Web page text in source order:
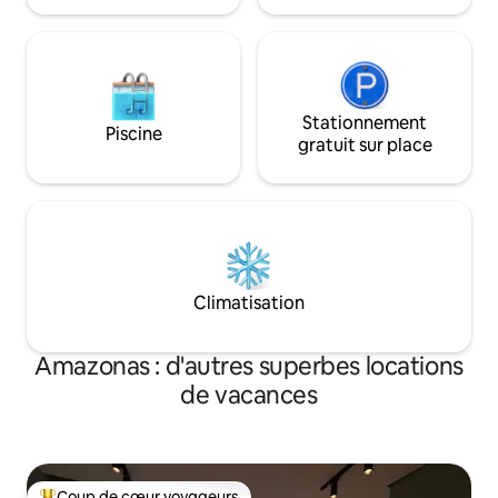
Piscine
Stationnement
gratuit sur place
Climatisation
Amazonas : d'autres superbes locations
de vacances